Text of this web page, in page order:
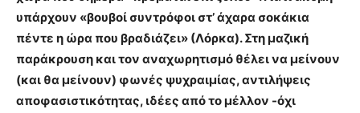
υπάρχουν «βουβοί συντρόφοι στ’ άχαρα σοκάκια
πέντε η ώρα που βραδιάζει» (Λόρκα). Στη μαζική
παράκρουση και τον αναχωρητισμό θέλει να μείνουν
(και θα μείνουν) φωνές ψυχραιμίας, αντιλήψεις
αποφασιστικότητας, ιδέες από το μέλλον -όχι